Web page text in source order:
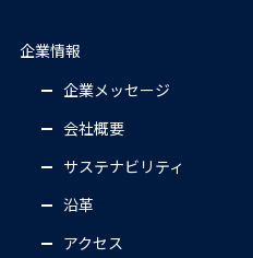
2011年4月
NPO法人ATACMATE （アタ
と光る元気企業（2011年版
2009年5月
近畿経済産業局の「KANSAI
選定
企業情報
企業メッセージ
会社概要
サステナビリティ
沿革
アクセス